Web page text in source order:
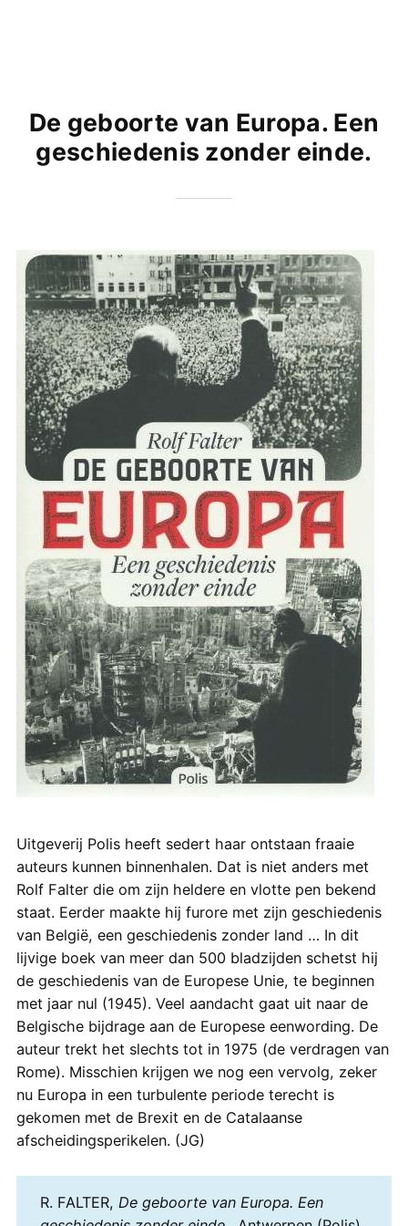
De geboorte van Europa. Een
geschiedenis zonder einde.
Uitgeverij Polis heeft sedert haar ontstaan fraaie
auteurs kunnen binnenhalen. Dat is niet anders met
Rolf Falter die om zijn heldere en vlotte pen bekend
staat. Eerder maakte hij furore met zijn geschiedenis
van België, een geschiedenis zonder land … In dit
lijvige boek van meer dan 500 bladzijden schetst hij
de geschiedenis van de Europese Unie, te beginnen
met jaar nul (1945). Veel aandacht gaat uit naar de
Belgische bijdrage aan de Europese eenwording. De
auteur trekt het slechts tot in 1975 (de verdragen van
Rome). Misschien krijgen we nog een vervolg, zeker
nu Europa in een turbulente periode terecht is
gekomen met de Brexit en de Catalaanse
afscheidingsperikelen. (JG)
R. FALTER, De geboorte van Europa. Een